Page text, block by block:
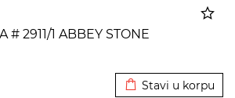
# 2911/1 ABBEY STONE
Stavi u korpu